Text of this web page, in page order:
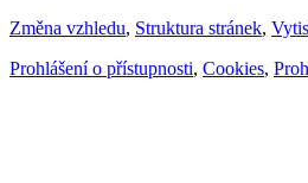
Změna vzhledu, Struktura stránek,
Prohlášení o přístupnosti, Cookies,